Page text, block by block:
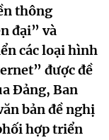
thông
đại” và
các loại hình
được đề
Đảng, Ban
bản đề nghị
hợp triển